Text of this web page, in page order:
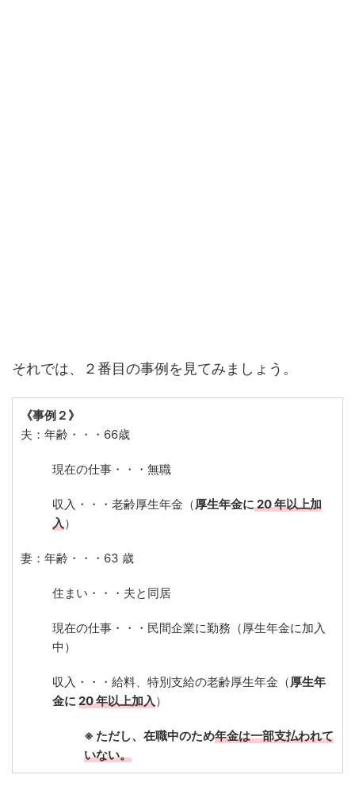
それでは、２番目の事例を見てみましょう。
《事例２》
夫：年齢・・・66歳
現在の仕事・・・無職
収入・・・老齢厚生年金（厚生年金に20 年以上加
入）
妻：年齢・・・63 歳
住まい・・・夫と同居
現在の仕事・・・民間企業に勤務（厚生年金に加入
中）
収入・・・給料、特別支給の老齢厚生年金（厚生年
金に20 年以上加入）
※ ただし、在職中のため年金は一部支払われて
いない。